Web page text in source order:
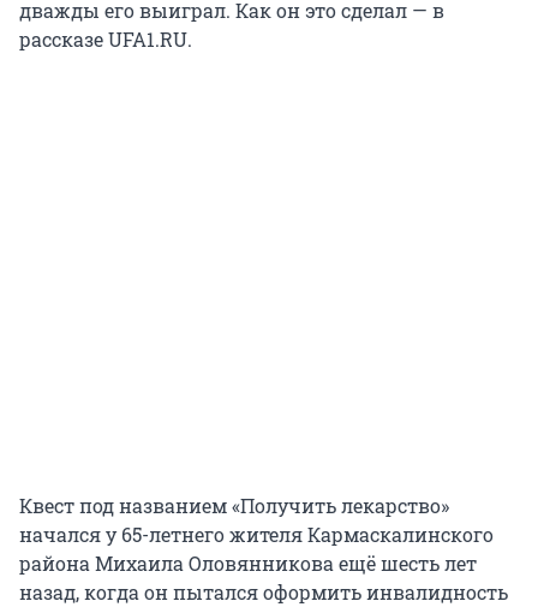
дважды его выиграл. Как он это сделал — в
рассказе UFA1.RU.
Квест под названием «Получить лекарство»
начался у 65-летнего жителя Кармаскалинского
района Михаила Оловянникова ещё шесть лет
назад, когда он пытался оформить инвалидность